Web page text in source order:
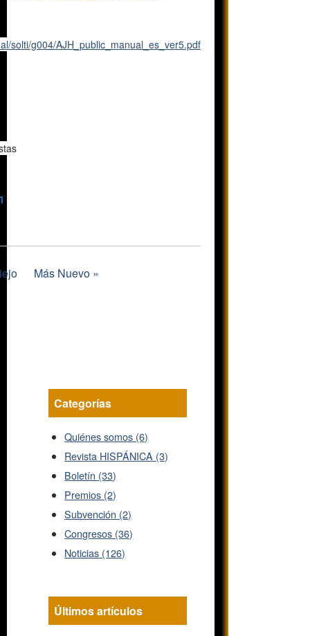
solti/g004/AJH_public_manual_es_ver5.pdf
Más Nuevo
Categorías
Quiénes somos (6)
Revista HISPÁNICA (3)
Boletín (33)
Premios (2)
Subvención (2)
Congresos (36)
Noticias (126)
Últimos artículos